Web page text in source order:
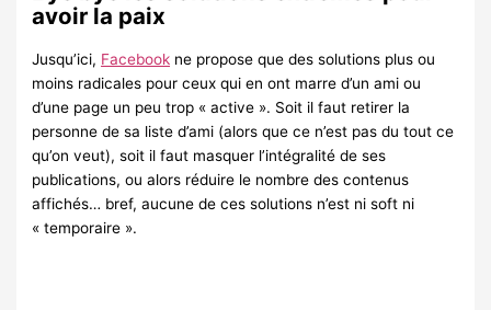
avoir la paix
Jusqu’ici, Facebook ne propose que des solutions plus ou
moins radicales pour ceux qui en ont marre d’un ami ou
d’une page un peu trop « active ». Soit il faut retirer la
personne de sa liste d’ami (alors que ce n’est pas du tout ce
qu’on veut), soit il faut masquer l’intégralité de ses
publications, ou alors réduire le nombre des contenus
affichés… bref, aucune de ces solutions n’est ni soft ni
« temporaire ».